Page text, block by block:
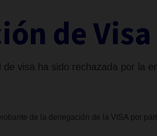
de Visa
visa ha sido rechazada por la
de la denegación de la VISA por